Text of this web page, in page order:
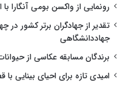
رونمایی از واکسن بومی آنگارا با
تقدیر از جهادگران برتر کشور
جهاددانشگاهی
برندگان مسابقه عکاسی از حیوانات خانگی
امیدی تازه برای احیای بینایی